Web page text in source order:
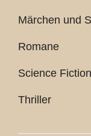
Märchen und
Romane
Science Fiction
Thriller